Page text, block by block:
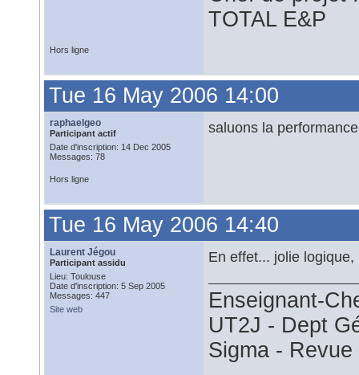
TOTAL E&P
Hors ligne
Tue 16 May 2006 14:00
raphaelgeo
Participant actif
Date d'inscription: 14 Dec 2005
Messages: 78
saluons la
Hors ligne
Tue 16 May 2006 14:40
Laurent Jégou
Participant assidu
Lieu: Toulouse
Date d'inscription: 5 Sep 2005
Messages: 447
Site web
En effet... jolie
Enseignant-
UT2J - Dept
Sigma -